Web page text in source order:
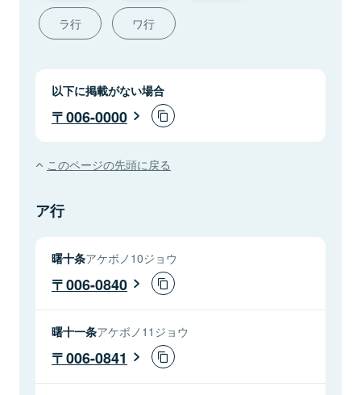
ラ行 ワ行
以下に掲載がない場合
006-0000
このページの先頭に戻る
ア行
曙十条アケボノ10ジョウ
006-0840
曙十一条アケボノ11ジョウ
006-0841